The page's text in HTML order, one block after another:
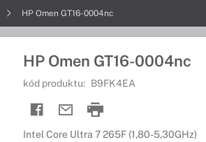
HP Omen GT16-0004nc
HP Omen GT16-0004nc
kód produktu: B9FK4EA
Intel Core Ultra 7 265F (1,80-5,30GHz)